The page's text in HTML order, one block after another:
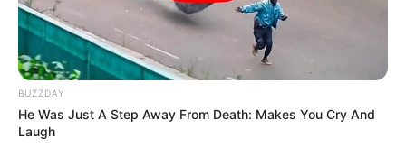
BUZZDAY
He Was Just A Step Away From Death: Makes You Cry And
Laugh